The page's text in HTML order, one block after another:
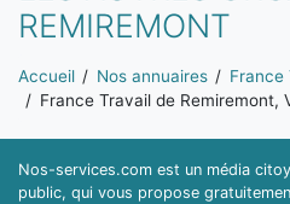
REMIREMONT
Vous êtes ici:
Accueil Nos annuaires France
France Travail de Remiremont,
Nos-services.com est un média
public, qui vous propose